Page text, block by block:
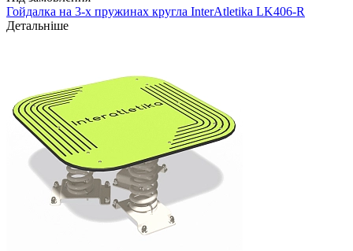
Гойдалка на 3-х пружинах кругла InterAtletika LK406-R
Детальніше